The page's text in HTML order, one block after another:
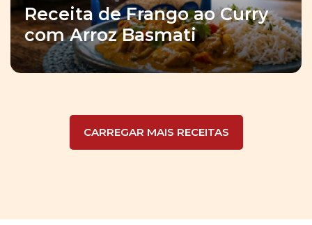
Receita de Frango ao Curry
com Arroz Basmati
CARREGAR MAIS RECEITAS